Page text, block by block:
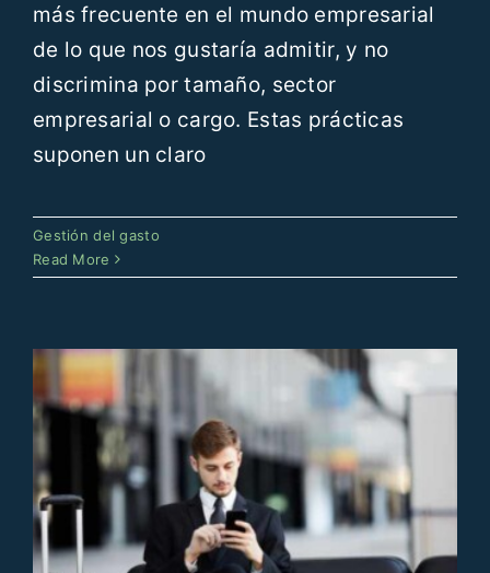
más frecuente en el mundo empresarial
de lo que nos gustaría admitir, y no
discrimina por tamaño, sector
empresarial o cargo. Estas prácticas
suponen un claro
Gestión del gasto
Read More
¿Por qué es importante tener una
política de viajes y gastos?